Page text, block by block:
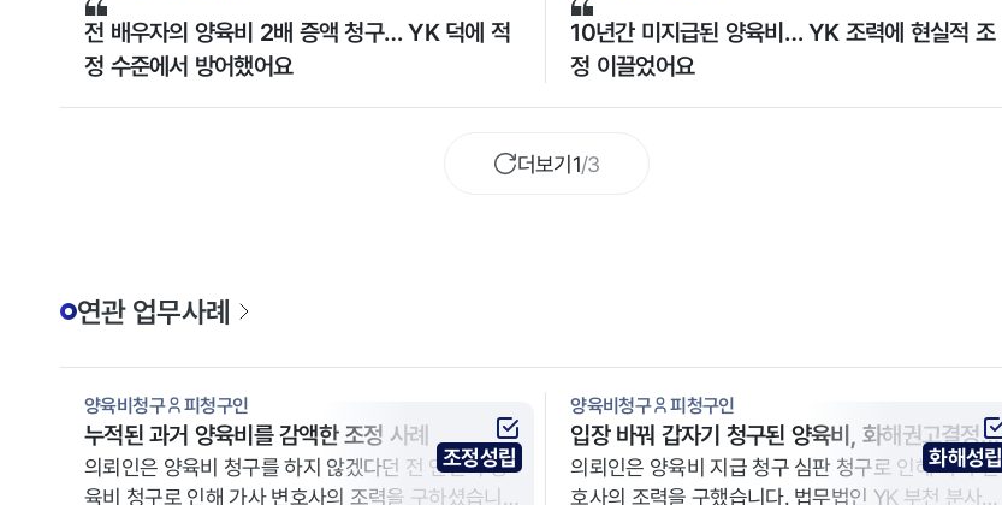
전 배우자의 양육비 2배 증액 청구… YK 덕에 적
정 수준에서 방어했어요
10년간 미지급된 양육비… YK 조력에 현실적 조
정 이끌었어요
더보기1/3
연관 업무사례
양육비청구 피청구인
누적된 과거 양육비를 감액한 조정 사례
의뢰인은 양육비 청구를 하지 않겠다던 전 연인의 양
육비 청구로 인해 가사 변호사의 조력을 구하셨습니
조정성립
양육비청구 피청구인
입장 바꿔 갑자기 청구된 양육비, 화해권고결정으
로 조력한 사례
의뢰인은 양육비 지급 청구 심판 청구로 인해 가사 변
호사의 조력을 구했습니다. 법무법인 YK 부천 분사무
화해성립